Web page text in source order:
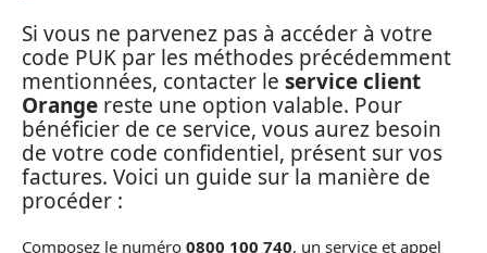
Si vous ne parvenez pas à accéder à votre
code PUK par les méthodes précédemment
mentionnées, contacter le service client
Orange reste une option valable. Pour
bénéficier de ce service, vous aurez besoin
de votre code confidentiel, présent sur vos
factures. Voici un guide sur la manière de
procéder :
Composez le numéro 0800 100 740, un service et appel